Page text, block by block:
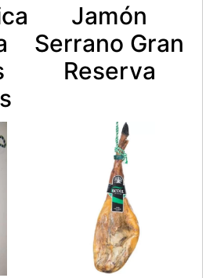
Jamón
Serrano Gran
Reserva